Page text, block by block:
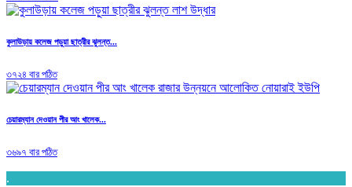
কুলাউড়ায় কলেজ পড়ুয়া ছাত্রীর ঝুলন্ত...
৩৭২৪ বার পঠিত
চেয়ারম্যান দেওয়ান পীর আং খালেক...
৩৬৯৭ বার পঠিত
.